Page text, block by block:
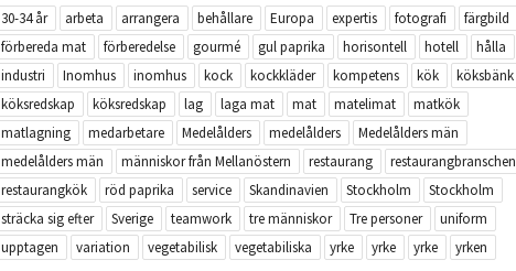
30-34 år arbeta arrangera behållare Europa expertis fotografi
färgbild
förbereda mat
förberedelse gourmé gul paprika horisontell hotell
hålla
industri
Inomhus inomhus kock kockkläder kompetens kök
köksbänk
köksredskap
köksredskap lag laga mat mat matelimat
matkök
matlagning
medarbetare Medelålders medelålders
Medelålders män
medelålders män
människor från Mellanöstern restaurang
restaurangbranschen
restaurangkök
röd paprika service Skandinavien Stockholm
Stockholm
sträcka sig efter
Sverige teamwork tre människor Tre personer
uniform
upptagen
variation vegetabilisk vegetabiliska yrke yrke yrke yrken